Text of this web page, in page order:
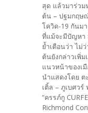
สุด แล้วมาร่วม
ต้น – ปฐมกฤษ
โควิด-19 กันม
ที่แม้จะมีปัญหา
ย้ำเตือนว่า ไม่
ต้นยังกล่าวเพิ่
แนวหน้าของเ
นำแสดงโดย
เติ้ล – ภูเบศว
“ครรภ์กู
Richmond